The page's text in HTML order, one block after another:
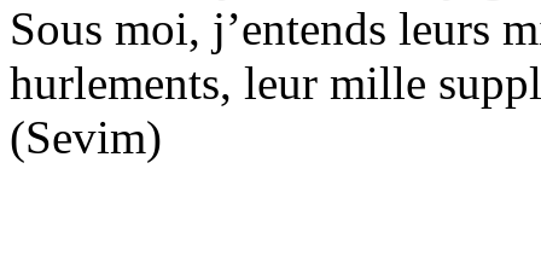
Sous moi, j’entends leurs
hurlements, leur mille
(Sevim)